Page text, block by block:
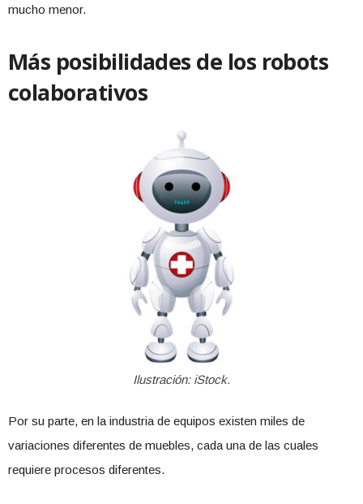
mucho menor.
Más posibilidades de los robots
colaborativos
Ilustración: iStock.
Por su parte, en la industria de equipos existen miles de
variaciones diferentes de muebles, cada una de las cuales
requiere procesos diferentes.